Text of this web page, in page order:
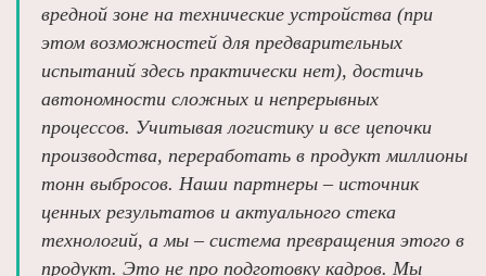
вредной зоне на технические устройства (при
этом возможностей для предварительных
испытаний здесь практически нет), достичь
автономности сложных и непрерывных
процессов. Учитывая логистику и все цепочки
производства, переработать в продукт миллионы
тонн выбросов. Наши партнеры – источник
ценных результатов и актуального стека
технологий, а мы – система превращения этого в
продукт. Это не про подготовку кадров. Мы